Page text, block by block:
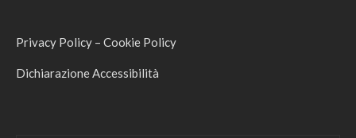
Privacy Policy – Cookie Policy
Dichiarazione Accessibilità